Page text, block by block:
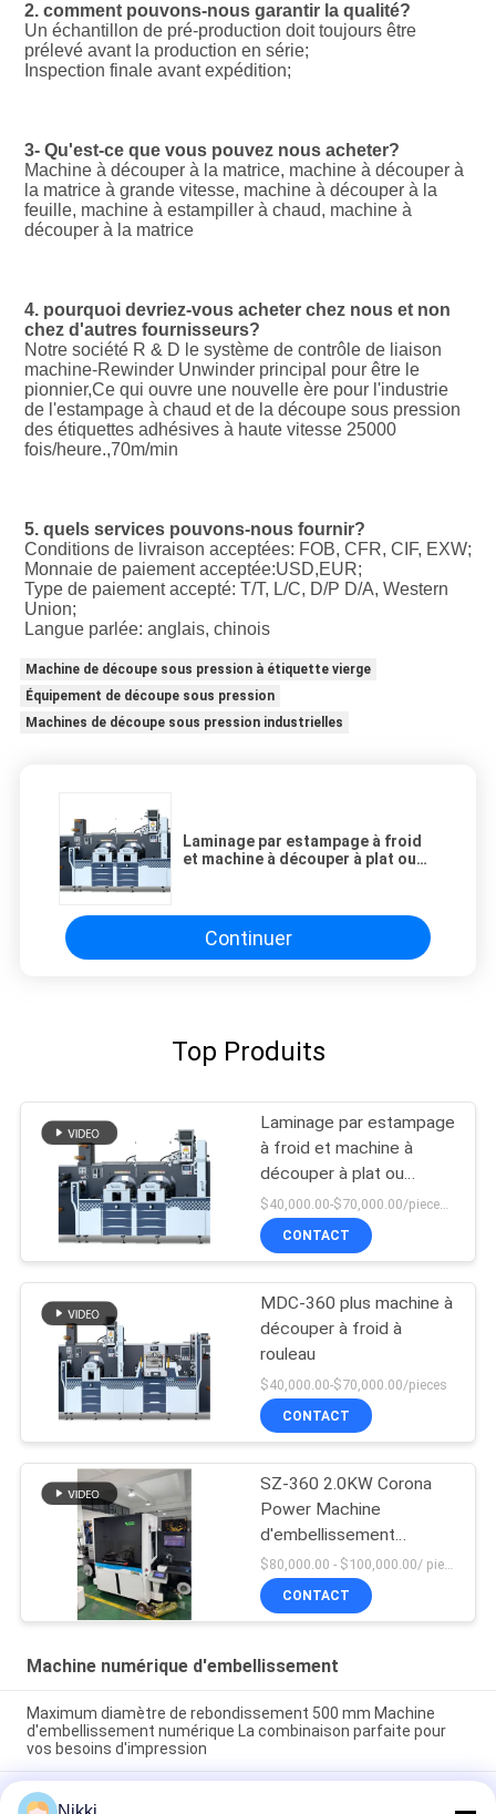
2. comment pouvons-nous garantir la qualité?
Un échantillon de pré-production doit toujours être
prélevé avant la production en série;
Inspection finale avant expédition;
3- Qu'est-ce que vous pouvez nous acheter?
Machine à découper à la matrice, machine à découper à
la matrice à grande vitesse, machine à découper à la
feuille, machine à estampiller à chaud, machine à
découper à la matrice
4. pourquoi devriez-vous acheter chez nous et non
chez d'autres fournisseurs?
Notre société R & D le système de contrôle de liaison
machine-Rewinder Unwinder principal pour être le
pionnier,Ce qui ouvre une nouvelle ère pour l'industrie
de l'estampage à chaud et de la découpe sous pression
des étiquettes adhésives à haute vitesse 25000
fois/heure.,70m/min
5. quels services pouvons-nous fournir?
Conditions de livraison acceptées: FOB, CFR, CIF, EXW;
Monnaie de paiement acceptée:USD,EUR;
Type de paiement accepté: T/T, L/C, D/P D/A, Western
Union;
Langue parlée: anglais, chinois
Machine de découpe sous pression à étiquette vierge
Équipement de découpe sous pression
Machines de découpe sous pression industrielles
Laminage par estampage à froid
et machine à découper à plat ou
Continuer
Top Produits
Laminage par estampage
à froid et machine à
découper à plat ou
rotative
CONTACT
MDC-360 plus machine à
découper à froid à
rouleau
$40,000.00-$70,000.00/pieces
CONTACT
SZ-360 2.0KW Corona
Power Machine
d'embellissement
numérique
$80,000.00 - $100,000.00/ piece negotiable MOQ:1
CONTACT
Machine numérique d'embellissement
Maximum diamètre de rebondissement 500 mm Machine
d'embellissement numérique La combinaison parfaite pour
vos besoins d'impression
Le diamètre maximal de rebond de la machine